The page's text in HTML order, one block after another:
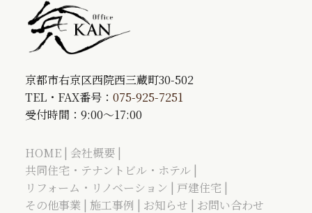
京都市右京区西院西三蔵町30-502
TEL・FAX番号： 075-925-7251
受付時間：9:00～17:00
HOME
会社概要
共同住宅・テナントビル・ホテル
リフォーム・リノベーション
戸建住宅
その他事業
施工事例 お知らせ お問い合わせ